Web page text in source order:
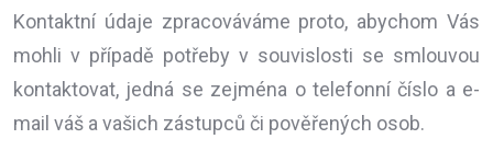
Kontaktní údaje zpracováváme proto, abychom Vás
mohli v případě potřeby v souvislosti se smlouvou
kontaktovat, jedná se zejména o telefonní číslo a e-
mail váš a vašich zástupců či pověřených osob.